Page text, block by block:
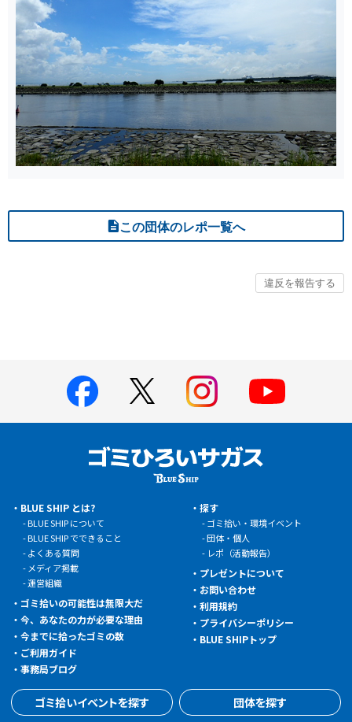
この団体のレポ一覧へ
BLUE SHIP とは?
BLUE SHIP について
BLUE SHIP でできること
よくある質問
メディア掲載
運営組織
ゴミ拾いの可能性は無限大だ
今、あなたの力が必要な理由
今までに拾ったゴミの数
ご利用ガイド
事務局ブログ
探す
ゴミ拾い・環境イベント
団体・個人
レポ（活動報告）
プレゼントについて
お問い合わせ
利用規約
プライバシーポリシー
BLUE SHIPトップ
ゴミ拾いイベントを探す 団体を探す